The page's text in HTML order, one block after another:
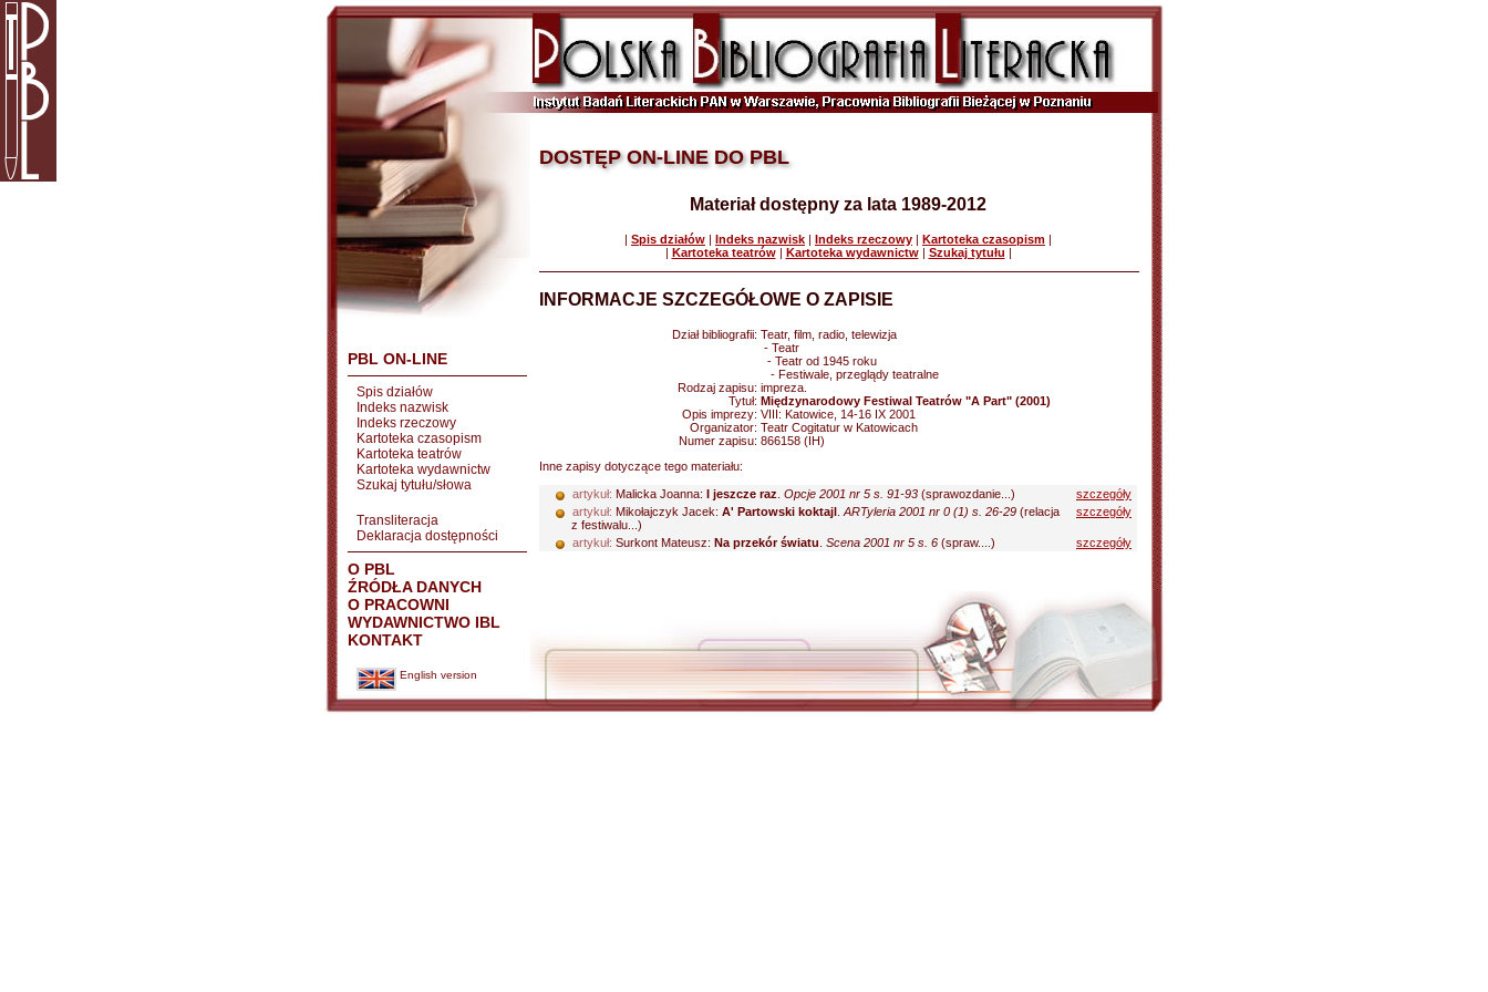
PBL ON-LINE
Spis działów
Indeks nazwisk
Indeks rzeczowy
Kartoteka czasopism
Kartoteka teatrów
Kartoteka wydawnictw
Szukaj tytułu/słowa
Transliteracja
Deklaracja dostępności
O PBL
ŹRÓDŁA DANYCH
O PRACOWNI
WYDAWNICTWO IBL
KONTAKT
English version
DOSTĘP ON-LINE DO PBL
Materiał dostępny za lata 1989-2012
| Spis działów | Indeks nazwisk | Indeks rzeczowy | Kartoteka czasopism |
| Kartoteka teatrów| Kartoteka wydawnictw| Szukaj tytułu |
INFORMACJE SZCZEGÓŁOWE O ZAPISIE
Dział bibliografii: Teatr, film, radio, telewizja
- Teatr
- Teatr od 1945 roku
- Festiwale, przeglądy teatralne
Rodzaj zapisu: impreza.
Tytuł: Międzynarodowy Festiwal Teatrów "A Part" (2001)
Opis imprezy: VIII: Katowice, 14-16 IX 2001
Organizator: Teatr Cogitatur w Katowicach
Numer zapisu: 866158 (IH)
Inne zapisy dotyczące tego materiału:
artykuł: Malicka Joanna: I jeszcze raz Opcje 2001 nr 5 s. 91-93 (sprawozdanie...)
szczegóły
artykuł: Mikołajczyk Jacek: A' Partowski koktajl ARTyleria 2001 nr 0 (1) s. 26-29 (relacja
z festiwalu...)
szczegóły
artykuł: Surkont Mateusz: Na przekór światu Scena 2001 nr 5 s. 6 (spraw....) szczegóły